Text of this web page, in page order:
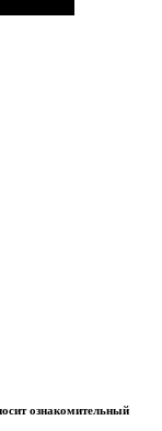
ознакомительный